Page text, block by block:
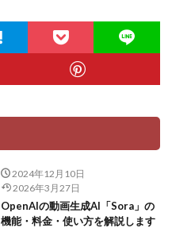
2024年12月10日
2026年3月27日
OpenAIの動画生成AI「Sora」の
機能・料金・使い方を解説します